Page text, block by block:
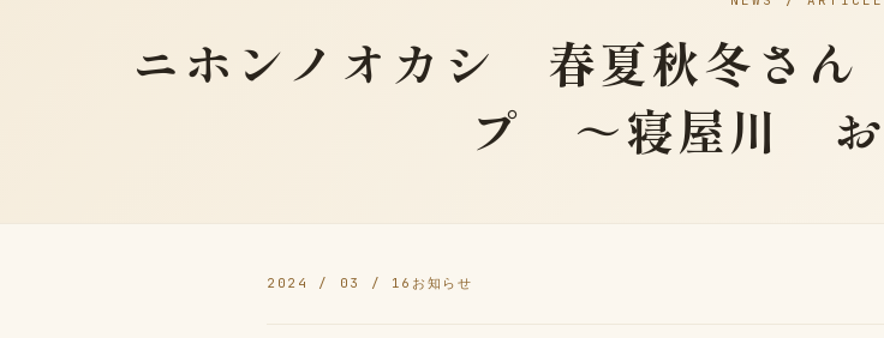
ニホンノオカシ 春夏秋冬さん
プ ～寝屋川 お
2024 / 03 / 16 お知らせ